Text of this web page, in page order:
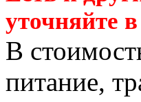
уточняйте
В
питание,